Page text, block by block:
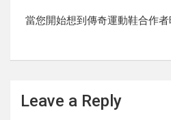
當您開始想到傳奇運動鞋合作
Leave a Reply